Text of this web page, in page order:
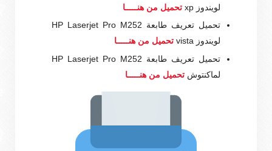
لويندوز xp
تحميل من هنـــــا
تحميل تعريف طابعة HP Laserjet Pro M252
لويندوز vista
تحميل من هنـــــا
تحميل تعريف طابعة HP Laserjet Pro M252
لماكنتوش تحميل من هنـــــا